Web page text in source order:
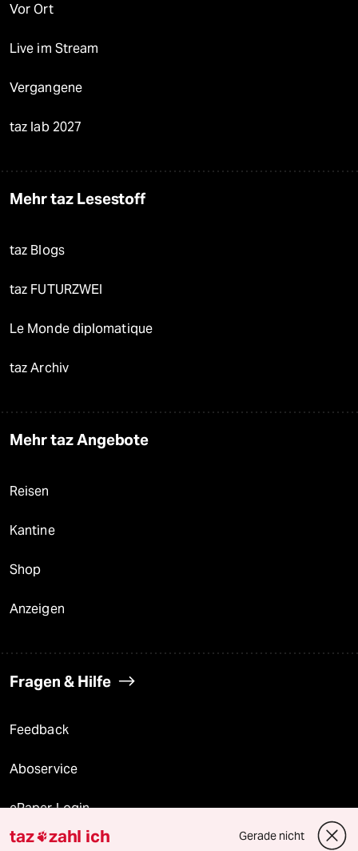
Vor Ort
Live im Stream
Vergangene
taz lab 2027
Mehr taz Lesestoff
taz Blogs
taz FUTURZWEI
Le Monde diplomatique
taz Archiv
Mehr taz Angebote
Reisen
Kantine
Shop
Anzeigen
Fragen & Hilfe
Feedback
Aboservice
ePaper Login
Downloads für Abonnierende
taz zahl ich Gerade nicht